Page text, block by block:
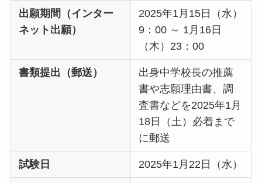
出願期間（インター
ネット出願）
2025年1月15日（水）
9：00 ～ 1月16日
（木）23：00
書類提出（郵送）
出身中学校長の推薦
書や志願理由書、調
査書などを2025年1月
18日（土）必着まで
に郵送
試験日 2025年1月22日（水）